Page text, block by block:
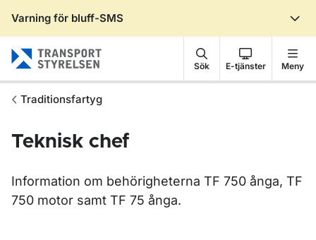
Varning för bluff-SMS
Sök E-tjänster Meny
Traditionsfartyg
Teknisk chef
Information om behörigheterna TF 750 ånga, TF
750 motor samt TF 75 ånga.